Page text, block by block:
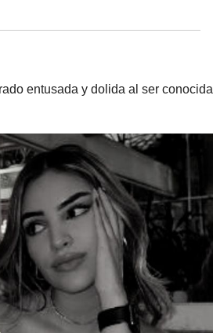
entusada y dolida al ser conocida